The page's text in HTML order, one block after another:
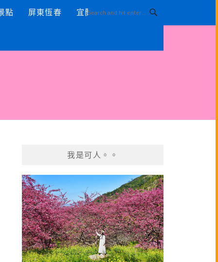
點 屏東恆春 宜蘭景點
我是可人。。